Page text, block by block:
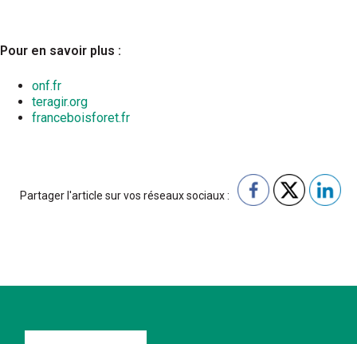
Pour en savoir plus :
onf.fr
teragir.org
franceboisforet.fr
Partager l'article sur vos réseaux sociaux :